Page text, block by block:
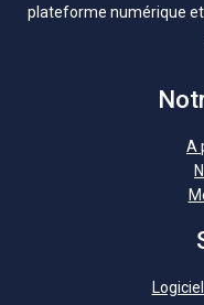
plateforme numérique
A